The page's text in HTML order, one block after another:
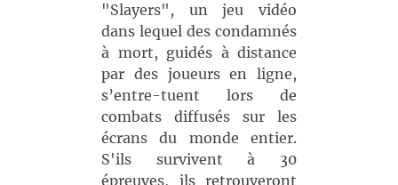
"Slayers", un jeu vidéo
dans lequel des condamnés
à mort, guidés à distance
par des joueurs en ligne,
s’entre-tuent lors de
combats diffusés sur les
écrans du monde entier.
S'ils survivent à 30
épreuves, ils retrouveront